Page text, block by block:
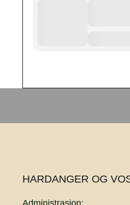
HARDANGER OG
Administrasjon: